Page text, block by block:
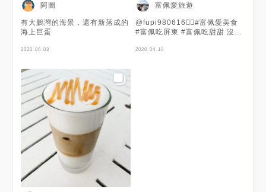
阿圖
有大鵬灣的海景，還有新落成的
海上巨蛋
2020-06-03
富佩愛旅遊
@fupi980616👉🏻#富佩愛美食
#富佩吃屏東 #富佩吃甜甜 沒想
才40元，隨時想來大鵬灣散
2020-04-10